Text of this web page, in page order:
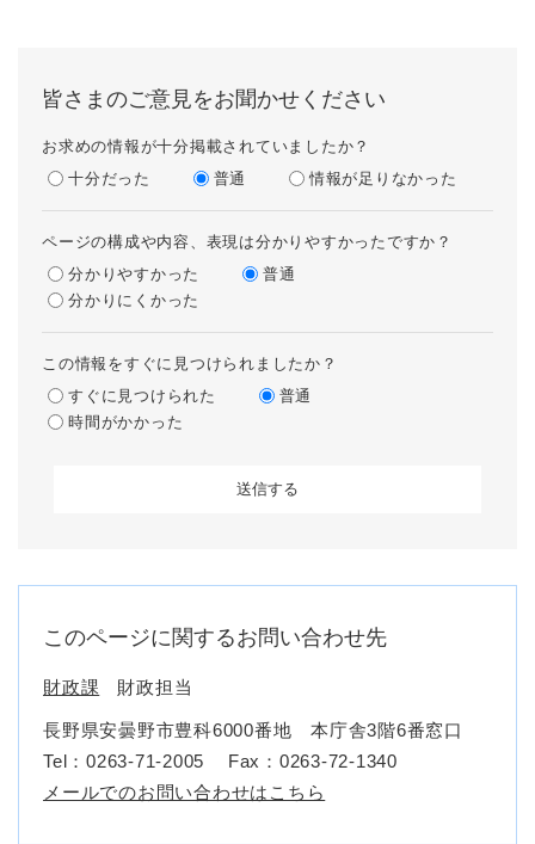
皆さまのご意見をお聞かせください
お求めの情報が十分掲載されていましたか？
十分だった
普通 情報が足りなかった
ページの構成や内容、表現は分かりやすかったですか？
分かりやすかった
普通
分かりにくかった
この情報をすぐに見つけられましたか？
すぐに見つけられた
普通
時間がかかった
このページに関するお問い合わせ先
財政課 財政担当
長野県安曇野市豊科6000番地 本庁舎3階6番窓口
Tel：0263-71-2005
Fax：0263-72-1340
メールでのお問い合わせはこちら